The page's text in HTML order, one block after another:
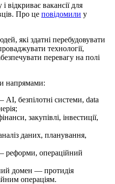
вакансії для
Про це повідомили у
які здатні перебудовувати
технології,
перевагу на полі
напрямами:
AI, безпілотні системи, data
закупівлі, інвестиції,
даних, планування,
реформи, операційний
домен — протидія
операціям.